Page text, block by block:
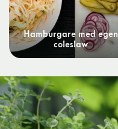
Hamburgare med egen
coleslaw